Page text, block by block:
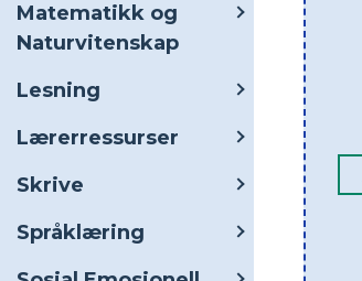
Matematikk og
Naturvitenskap
Lesning
Lærerressurser
Skrive
Språklæring